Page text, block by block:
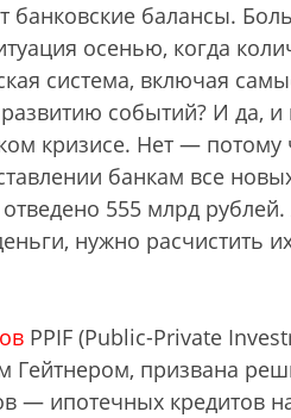
банковские балансы.
осенью, когда
система, включая
событий? И да,
кризисе. Нет —
банкам все
555 млрд
нужно расчистить
PPIF (Public-Private
призвана
— ипотечных кредитов